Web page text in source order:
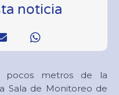
noticia
pocos metros de la
Sala de Monitoreo de